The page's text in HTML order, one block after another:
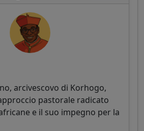
arcivescovo di Korhogo,
pastorale radicato
e il suo impegno per la